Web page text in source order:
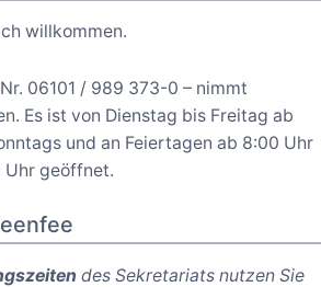
willkommen.
06101 / 989 373-0 – nimmt
Es ist von Dienstag bis Freitag ab
und an Feiertagen ab 8:00 Uhr
Uhr geöffnet.
des Sekretariats nutzen Sie